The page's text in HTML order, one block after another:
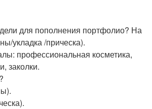
для пополнения портфолио? На
укладка /прическа).
профессиональная косметика,
заколки.